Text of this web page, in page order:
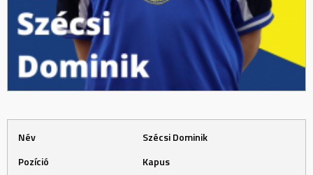
Név
Szécsi Dominik
Pozíció
Kapus